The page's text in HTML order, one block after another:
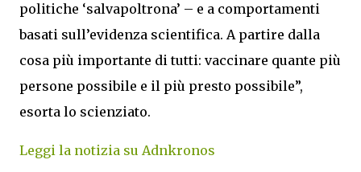
politiche ‘salvapoltrona’ – e a comportamenti
basati sull’evidenza scientifica. A partire dalla
cosa più importante di tutti: vaccinare quante più
persone possibile e il più presto possibile”,
esorta lo scienziato.
Leggi la notizia su Adnkronos